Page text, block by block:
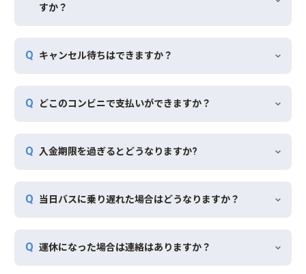
すか？
キャンセル待ちはできますか？
どこのコンビニで支払いができますか？
入金期限を過ぎるとどうなりますか?
当日バスに乗り遅れた場合はどうなりますか？
運休になった場合は連絡はありますか？